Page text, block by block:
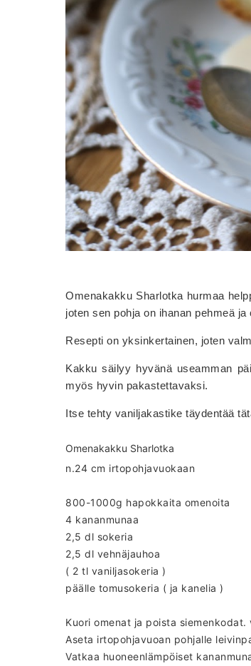
Omenakakku Sharlotka hurmaa
joten sen pohja on ihanan pehmeä
Resepti on yksinkertainen, joten
Kakku säilyy hyvänä useamman
myös hyvin pakastettavaksi.
Itse tehty vaniljakastike täydentää
Omenakakku Sharlotka
n.24 cm irtopohjavuokaan
800-1000g hapokkaita omenoita
4 kananmunaa
2,5 dl sokeria
2,5 dl vehnäjauhoa
( 2 tl vaniljasokeria )
päälle tomusokeria ( ja kanelia )
Kuori omenat ja poista siemenkodat.
Aseta irtopohjavuoan pohjalle
Vatkaa huoneenlämpöiset